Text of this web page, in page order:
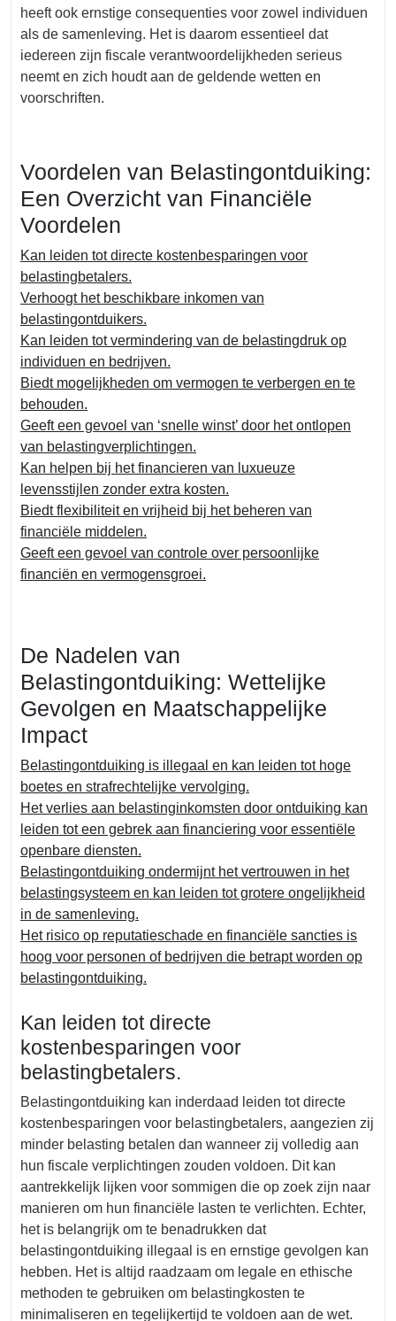
heeft ook ernstige consequenties voor zowel individuen
als de samenleving. Het is daarom essentieel dat
iedereen zijn fiscale verantwoordelijkheden serieus
neemt en zich houdt aan de geldende wetten en
voorschriften.
Voordelen van Belastingontduiking:
Een Overzicht van Financiële
Voordelen
Kan leiden tot directe kostenbesparingen voor
belastingbetalers.
Verhoogt het beschikbare inkomen van
belastingontduikers.
Kan leiden tot vermindering van de belastingdruk op
individuen en bedrijven.
Biedt mogelijkheden om vermogen te verbergen en te
behouden.
Geeft een gevoel van ‘snelle winst’ door het ontlopen
van belastingverplichtingen.
Kan helpen bij het financieren van luxueuze
levensstijlen zonder extra kosten.
Biedt flexibiliteit en vrijheid bij het beheren van
financiële middelen.
Geeft een gevoel van controle over persoonlijke
financiën en vermogensgroei.
De Nadelen van
Belastingontduiking: Wettelijke
Gevolgen en Maatschappelijke
Impact
Belastingontduiking is illegaal en kan leiden tot hoge
boetes en strafrechtelijke vervolging.
Het verlies aan belastinginkomsten door ontduiking kan
leiden tot een gebrek aan financiering voor essentiële
openbare diensten.
Belastingontduiking ondermijnt het vertrouwen in het
belastingsysteem en kan leiden tot grotere ongelijkheid
in de samenleving.
Het risico op reputatieschade en financiële sancties is
hoog voor personen of bedrijven die betrapt worden op
belastingontduiking.
Kan leiden tot directe
kostenbesparingen voor
belastingbetalers.
Belastingontduiking kan inderdaad leiden tot directe
kostenbesparingen voor belastingbetalers, aangezien zij
minder belasting betalen dan wanneer zij volledig aan
hun fiscale verplichtingen zouden voldoen. Dit kan
aantrekkelijk lijken voor sommigen die op zoek zijn naar
manieren om hun financiële lasten te verlichten. Echter,
het is belangrijk om te benadrukken dat
belastingontduiking illegaal is en ernstige gevolgen kan
hebben. Het is altijd raadzaam om legale en ethische
methoden te gebruiken om belastingkosten te
minimaliseren en tegelijkertijd te voldoen aan de wet.